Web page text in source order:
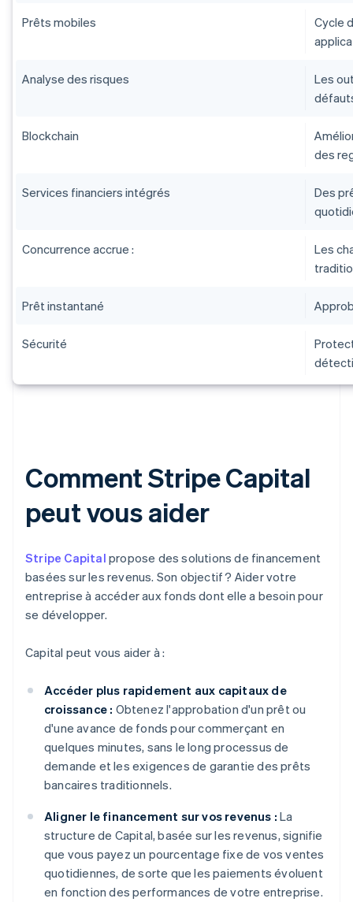
Prêts mobiles
Cycle
Analyse des risques
Les
Blockchain
des
Services financiers intégrés
Des
Concurrence accrue :
Les
Prêt instantané
Sécurité
Comment Stripe Capital
peut vous aider
Stripe Capital propose des solutions de financement
basées sur les revenus. Son objectif ? Aider votre
entreprise à accéder aux fonds dont elle a besoin pour
se développer.
Capital peut vous aider à :
Accéder plus rapidement aux capitaux de
croissance : Obtenez l'approbation d'un prêt ou
d'une avance de fonds pour commerçant en
quelques minutes, sans le long processus de
demande et les exigences de garantie des prêts
bancaires traditionnels.
Aligner le financement sur vos revenus : La
structure de Capital, basée sur les revenus, signifie
que vous payez un pourcentage fixe de vos ventes
quotidiennes, de sorte que les paiements évoluent
en fonction des performances de votre entreprise.